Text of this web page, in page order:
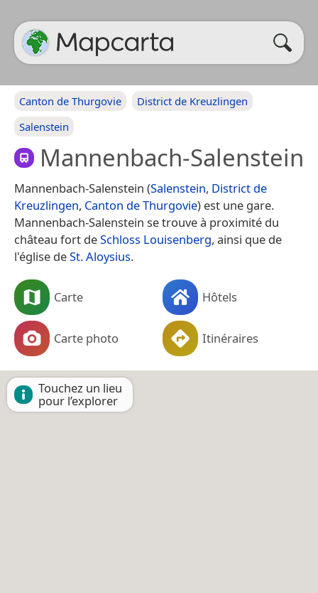
Canton de Thurgovie
District de Kreuzlingen
Salenstein
Mannenbach-Salenstein
Mannenbach-Salenstein (Salenstein, District de
Kreuzlingen, Canton de Thurgovie) est une gare.
Mannenbach-Salenstein se trouve à proximité du
château fort deSchloss Louisenberg, ainsi que de
l'église deSt. Aloysius.
Carte Hôtels
Carte photo Itinéraires
Touchez un lieu
pour l’explorer